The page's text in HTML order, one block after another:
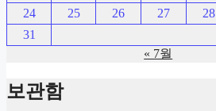
24
25 26 27 28
31
« 7월
보관함